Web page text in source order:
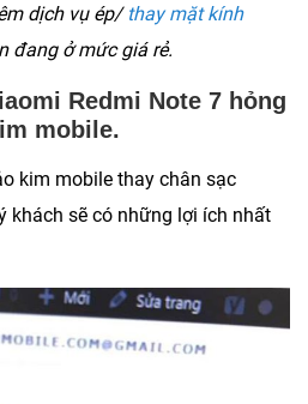
dịch vụ ép/ thay mặt kính
đang ở mức giá rẻ.
Redmi Note 7 hỏng
mobile.
kim mobile thay chân sạc
khách sẽ có những lợi ích nhất